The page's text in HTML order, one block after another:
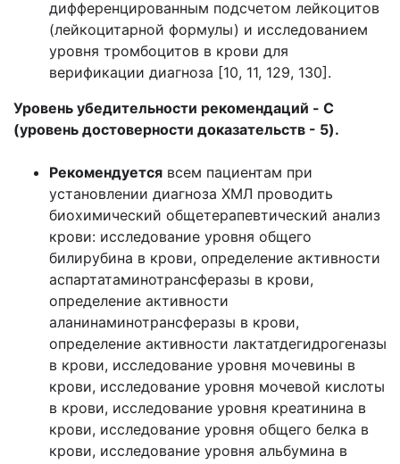
дифференцированным подсчетом лейкоцитов
(лейкоцитарной формулы) и исследованием
уровня тромбоцитов в крови для
верификации диагноза [10, 11, 129, 130].
Уровень убедительности рекомендаций - C
(уровень достоверности доказательств - 5).
Рекомендуется всем пациентам при
установлении диагноза ХМЛ проводить
биохимический общетерапевтический анализ
крови: исследование уровня общего
билирубина в крови, определение активности
аспартатаминотрансферазы в крови,
определение активности
аланинаминотрансферазы в крови,
определение активности лактатдегидрогеназы
в крови, исследование уровня мочевины в
крови, исследование уровня мочевой кислоты
в крови, исследование уровня креатинина в
крови, исследование уровня общего белка в
крови, исследование уровня альбумина в